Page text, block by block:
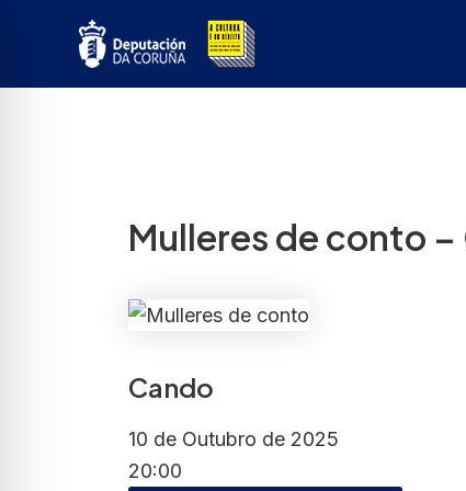
Mulleres de conto –
Cando
10 de Outubro de 2025
20:00